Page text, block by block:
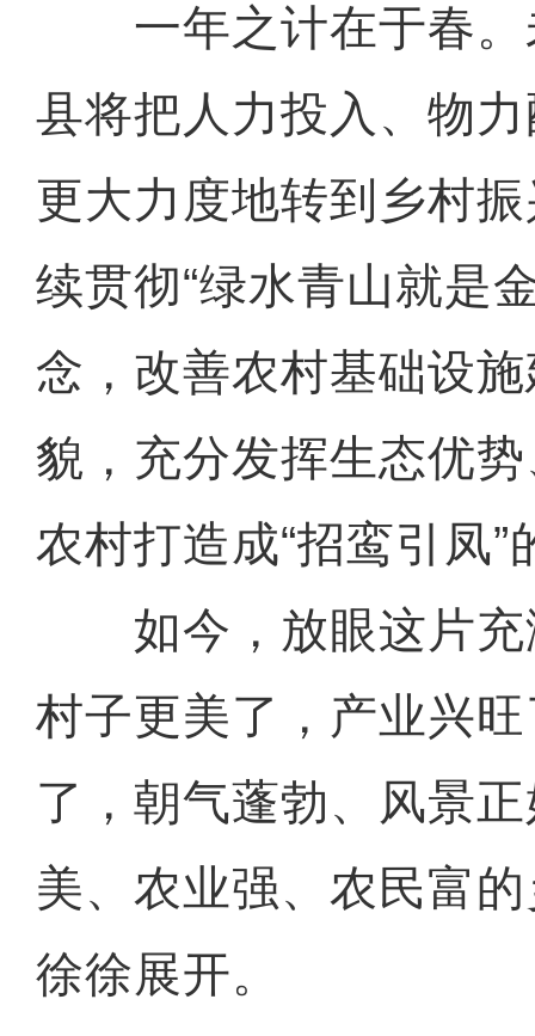
一年之计在于春。
县将把人力投入、物
更大力度地转到乡村
续贯彻“绿水青山就是
念，改善农村基础设
貌，充分发挥生态优
农村打造成“招鸾引凤”
如今，放眼这片充
村子更美了，产业兴
了，朝气蓬勃、风景
美、农业强、农民富
徐徐展开。
新疆阿勒泰：消防支队联